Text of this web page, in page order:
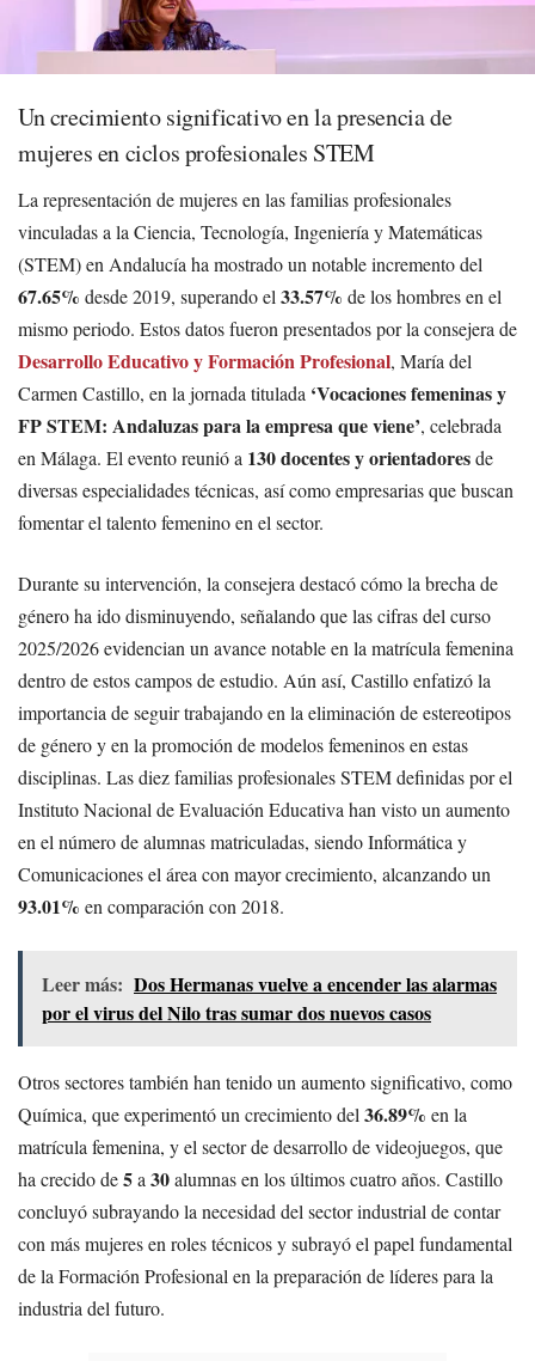
Un crecimiento significativo en la presencia de
mujeres en ciclos profesionales STEM
La representación de mujeres en las familias profesionales
vinculadas a la Ciencia, Tecnología, Ingeniería y Matemáticas
(STEM) en Andalucía ha mostrado un notable incremento del
67.65% desde 2019, superando el 33.57% de los hombres en el
mismo periodo. Estos datos fueron presentados por la consejera de
Desarrollo Educativo y Formación Profesional, María del
Carmen Castillo, en la jornada titulada ‘Vocaciones femeninas y
FP STEM: Andaluzas para la empresa que viene’, celebrada
en Málaga. El evento reunió a 130 docentes y orientadoresde
diversas especialidades técnicas, así como empresarias que buscan
fomentar el talento femenino en el sector.
Durante su intervención, la consejera destacó cómo la brecha de
género ha ido disminuyendo, señalando que las cifras del curso
2025/2026 evidencian un avance notable en la matrícula femenina
dentro de estos campos de estudio. Aún así, Castillo enfatizó la
importancia de seguir trabajando en la eliminación de estereotipos
de género y en la promoción de modelos femeninos en estas
disciplinas. Las diez familias profesionales STEM definidas por el
Instituto Nacional de Evaluación Educativa han visto un aumento
en el número de alumnas matriculadas, siendo Informática y
Comunicaciones el área con mayor crecimiento, alcanzando un
93.01% en comparación con 2018.
Leer más: Dos Hermanas vuelve a encender las alarmas
por el virus del Nilo tras sumar dos nuevos casos
Otros sectores también han tenido un aumento significativo, como
Química, que experimentó un crecimiento del 36.89% en la
matrícula femenina, y el sector de desarrollo de videojuegos, que
ha crecido de5a 30alumnas en los últimos cuatro años. Castillo
concluyó subrayando la necesidad del sector industrial de contar
con más mujeres en roles técnicos y subrayó el papel fundamental
de la Formación Profesional en la preparación de líderes para la
industria del futuro.